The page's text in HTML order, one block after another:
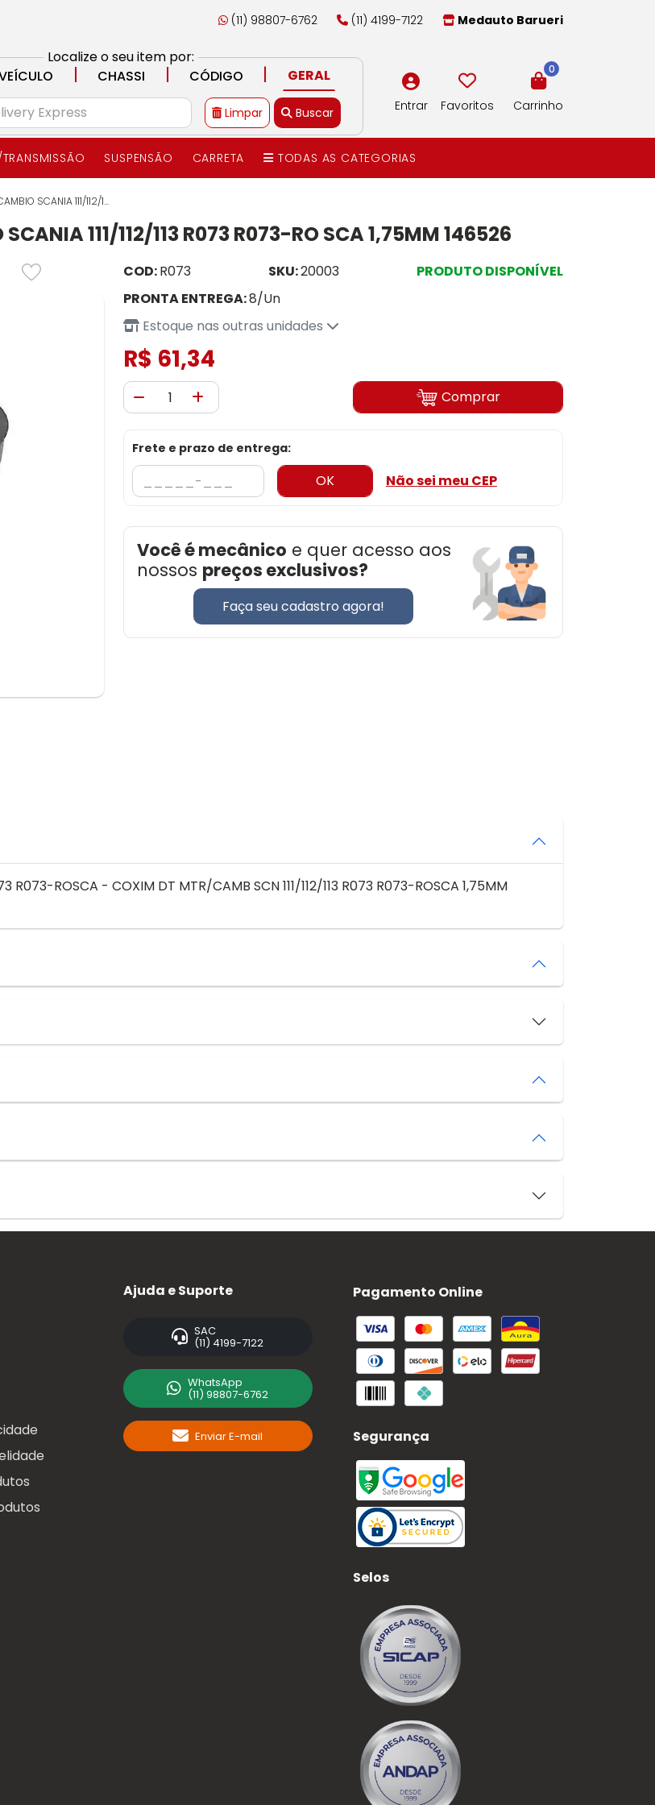
(11) 98807-6762 (11) 4199-7122 Medauto Barueri
Localize o seu item por:
| CHASSI | CÓDIGO | GERAL
Limpar Buscar Entrar Favoritos
0
Carrinho
SUSPENSÃO CARRETA TODAS AS CATEGORIAS
SCANIA 111/112/1...
111/112/113 R073 R073-RO SCA 1,75MM 146526
COD:R073 SKU:20003
PRODUTO DISPONÍVEL
PRONTA ENTREGA:8/Un
Estoque nas outras unidades
R$ 61,34
Comprar
Frete e prazo de entrega:
OK Não sei meu CEP
Você é mecânico e quer acesso aos
nossos preços exclusivos?
Faça seu cadastro agora!
R073-ROSCA - COXIM DT MTR/CAMB SCN 111/112/113 R073 R073-ROSCA 1,75MM
Ajuda e Suporte
SAC
(11) 4199-7122
WhatsApp
(11) 98807-6762
Enviar E-mail
Pagamento Online
Segurança
Selos